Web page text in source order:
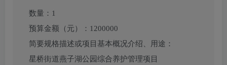
数量： 1
预算金额（元）： 1200000
简要规格描述或项目基本概况介绍、用途：
星桥街道燕子湖公园综合养护管理项目